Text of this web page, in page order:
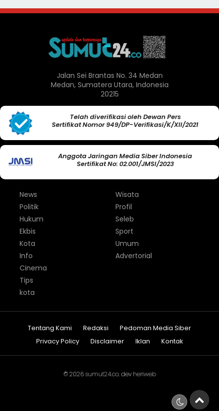
Jalan Sei Brantas No. 34 Medan
Medan, Sumatera Utara, Indonesia
20215
Telah diverifikasi oleh Dewan Pers
Sertifikat Nomor 949/DP-Verifikasi/K/XII/2021
Anggota Jaringan Media Siber Indonesia
Sertifikat No: 02.001/JMSI/2023
News
Politik
Hukum
Ekbis
Kota
Info
Wisata
Profil
Seleb
Sport
Umum
Advertorial
Cinema
Tips
kota
Tentang Kami Redaksi
Pedoman Media Siber
Privacy Policy
Disclaimer Iklan Kontak
© 2026 sumut24.co. dev heriweb